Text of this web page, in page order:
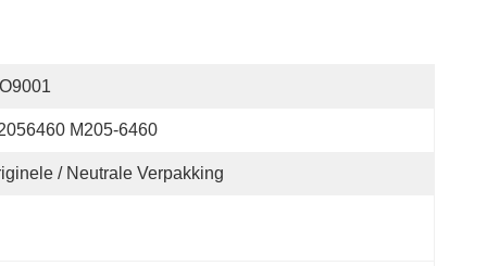
M205-6460
/ Neutrale Verpakking